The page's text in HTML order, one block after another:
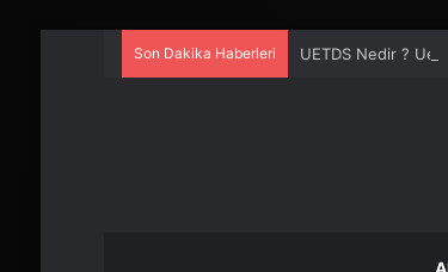
Son Dakika Haberleri UETDS Nedir ?